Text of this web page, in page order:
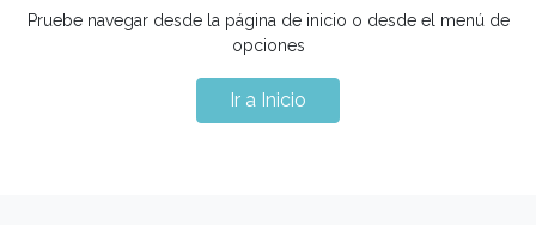
Pruebe navegar desde la página de inicio o desde el menú de
opciones
Ir a Inicio